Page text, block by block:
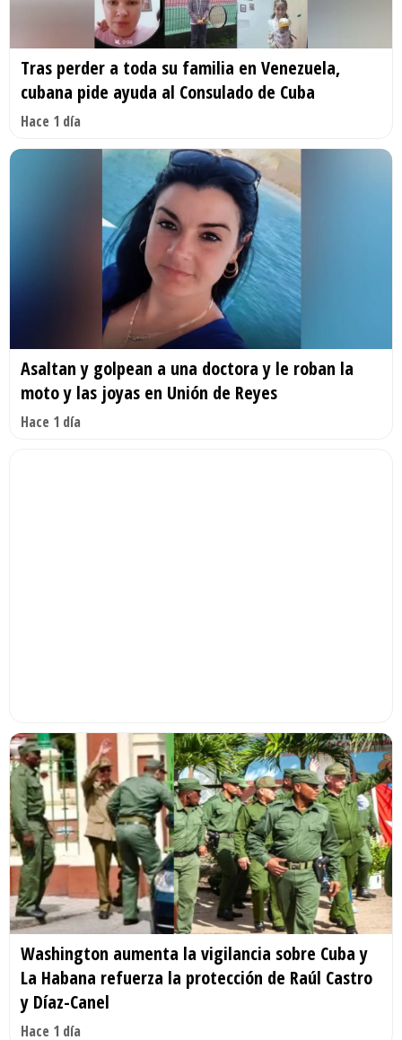
Tras perder a toda su familia en Venezuela,
cubana pide ayuda al Consulado de Cuba
Hace 1 día
Asaltan y golpean a una doctora y le roban la
moto y las joyas en Unión de Reyes
Hace 1 día
Washington aumenta la vigilancia sobre Cuba y
La Habana refuerza la protección de Raúl Castro
y Díaz-Canel
Hace 1 día